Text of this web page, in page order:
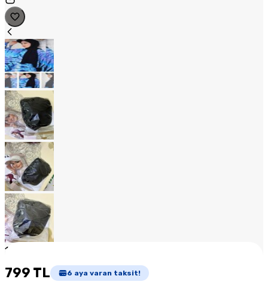
1
799 TL 6 aya varan taksit!